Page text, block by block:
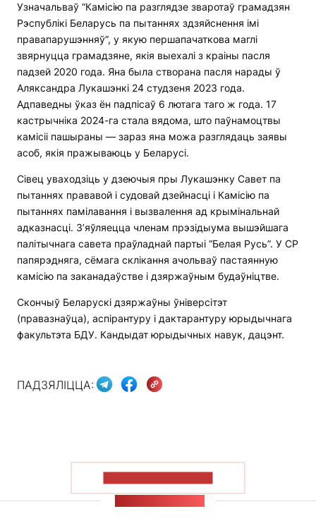
Узначальваў “Камісію па разглядзе зваротаў грамадзян
Рэспублікі Беларусь па пытаннях здзяйснення імі
правапарушэнняў”, у якую першапачаткова маглі
звярнуцца грамадзяне, якія выехалі з краіны пасля
падзей 2020 года. Яна была створана пасля нарады ў
Аляксандра Лукашэнкі 24 студзеня 2023 года.
Адпаведны ўказ ён падпісаў 6 лютага таго ж года. 17
кастрычніка 2024-га стала вядома, што паўнамоцтвы
камісіі пашыраны — зараз яна можа разглядаць заявы
асоб, якія пражываюць у Беларусі.
Сівец уваходзіць у дзеючыя пры Лукашэнку Савет па
пытаннях прававой і судовай дзейнасці і Камісію па
пытаннях памілавання і вызвалення ад крымінальнай
адказнасці. З’яўляецца членам прэзідыума вышэйшага
палітычнага савета праўладнай партыі “Белая Русь”. У СР
папярэдняга, сёмага склікання ачольваў пастаянную
камісію па заканадаўстве і дзяржаўным будаўніцтве.
Скончыў Беларускі дзяржаўны ўніверсітэт
(правазнаўца), аспірантуру і дактарантуру юрыдычнага
факультэта БДУ. Кандыдат юрыдычных навук, дацэнт.
ПАДЗЯЛІЦЦА: